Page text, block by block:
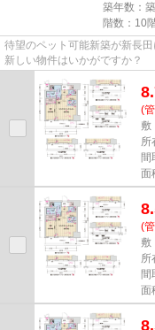
築年数：
階数：10
待望のペット可能新築が新長
新しい物件はいかがですか？
(
敷
所
間
面
(
敷
所
間
面